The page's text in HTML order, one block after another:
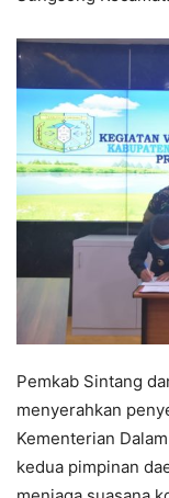
Pemkab Sintang
menyerahkan
Kementerian
kedua pimpinan